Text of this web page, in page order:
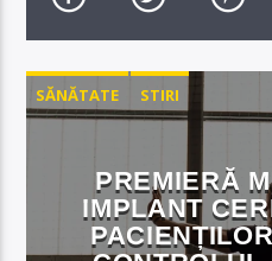
SĂNĂTATE STIRI
PREMIERĂ
IMPLANT